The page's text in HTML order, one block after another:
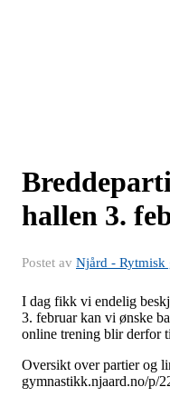
hallen 3.
Postet av Njård - Rytmisk
I dag fikk vi endelig
3. februar kan vi ønske
online trening blir derfor
Oversikt over partier og
gymnastikk.njaard.no/p/